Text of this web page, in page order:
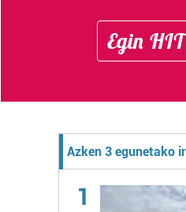
Egin
Azken 3 egunetako
1